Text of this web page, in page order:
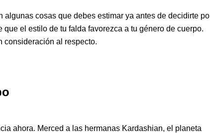
cosas que debes estimar ya antes de decidirte
el estilo de tu falda favorezca a tu género de cuerpo.
consideración al respecto.
ahora. Merced a las hermanas Kardashian, el planeta